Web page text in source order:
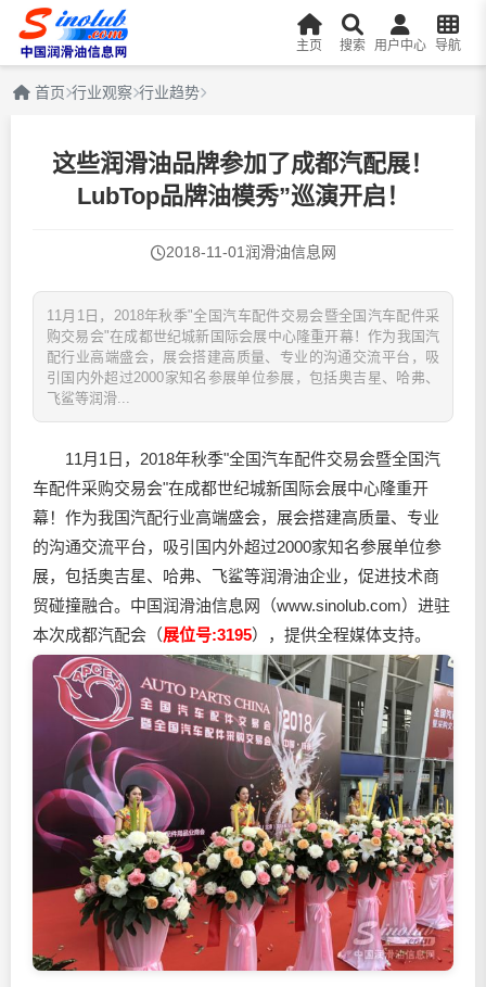
主页 搜索 用户中心 导航
首页 行业观察 行业趋势
这些润滑油品牌参加了成都汽配展！
LubTop品牌油模秀”巡演开启！
2018-11-01润滑油信息网
11月1日，2018年秋季"全国汽车配件交易会暨全国汽车配件采
购交易会"在成都世纪城新国际会展中心隆重开幕！作为我国汽
配行业高端盛会，展会搭建高质量、专业的沟通交流平台，吸
引国内外超过2000家知名参展单位参展，包括奥吉星、哈弗、
飞鲨等润滑...
11月1日，2018年秋季"全国汽车配件交易会暨全国汽
车配件采购交易会"在成都世纪城新国际会展中心隆重开
幕！作为我国汽配行业高端盛会，展会搭建高质量、专业
的沟通交流平台，吸引国内外超过2000家知名参展单位参
展，包括奥吉星、哈弗、飞鲨等润滑油企业，促进技术商
贸碰撞融合。中国润滑油信息网（www.sinolub.com）进驻
本次成都汽配会（展位号:3195），提供全程媒体支持。